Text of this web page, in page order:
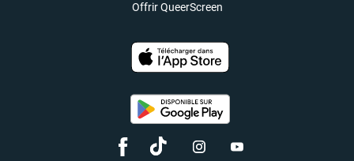
Offrir QueerScreen